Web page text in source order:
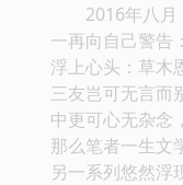
2016年八月，
一再向自己警告
浮上心头：草木
三友岂可无言而
中更可心无杂念
那么笔者一生文
另一系列悠然浮